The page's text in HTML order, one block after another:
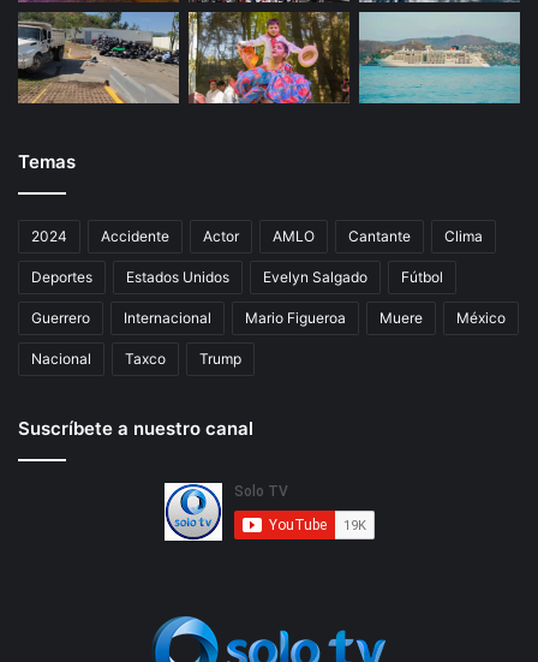
Temas
2024 Accidente Actor AMLO Cantante Clima
Deportes Estados Unidos Evelyn Salgado Fútbol
Guerrero Internacional Mario Figueroa Muere México
Nacional Taxco Trump
Suscríbete a nuestro canal